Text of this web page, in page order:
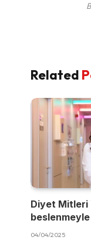
Related
Diyet Mitleri
04/04/2025